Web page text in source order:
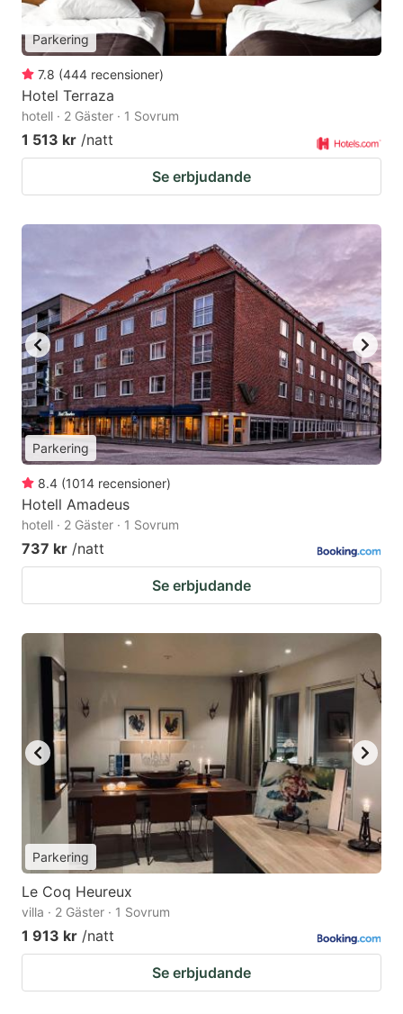
Parkering
7.8 (444 recensioner)
Hotel Terraza
hotell · 2 Gäster · 1 Sovrum
1 513 kr /natt
Se erbjudande
Parkering
8.4 (1014 recensioner)
Hotell Amadeus
hotell · 2 Gäster · 1 Sovrum
737 kr /natt
Se erbjudande
Parkering
Le Coq Heureux
villa · 2 Gäster · 1 Sovrum
1 913 kr /natt
Se erbjudande